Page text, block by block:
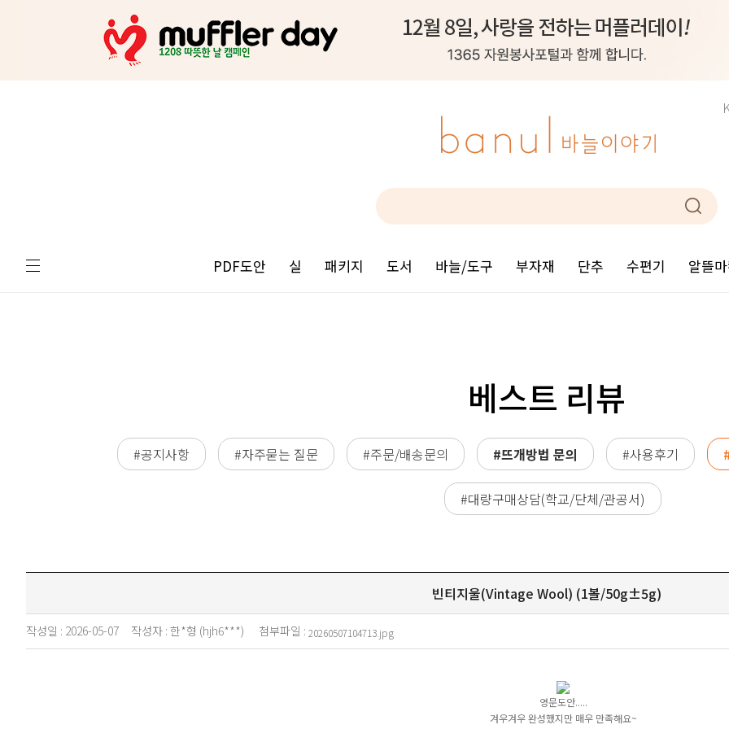
PDF도안 실 패키지 도서 바늘/도구 부자재 단추 수편기 알뜰
베스트 리뷰
#공지사항 #자주묻는 질문 #주문/배송문의 #뜨개방법 문의 #사용후기
#대량구매상담(학교/단체/관공서)
빈티지울(Vintage Wool) (1볼/50g±5g)
작성일 : 2026-05-07 작성자 : 한*형 (hjh6***) 첨부파일 : 20260507104713.jpg
영문도안.....
겨우겨우 완성했지만 매우 만족해요~